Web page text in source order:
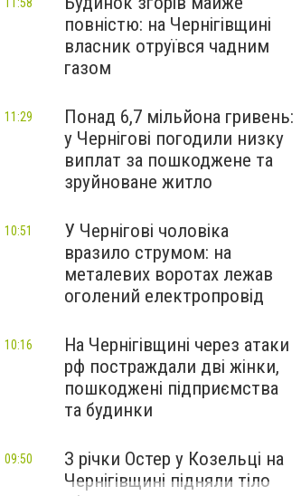
повністю: на Чернігівщині
власник отруївся чадним
газом
Понад 6,7 мільйона гривень:
у Чернігові погодили низку
виплат за пошкоджене та
зруйноване житло
11:29
У Чернігові чоловіка
вразило струмом: на
металевих воротах лежав
оголений електропровід
10:51
На Чернігівщині через атаки
рф постраждали дві жінки,
пошкоджені підприємства
та будинки
10:16
З річки Остер у Козельці на
Чернігівщині підняли тіло
09:50